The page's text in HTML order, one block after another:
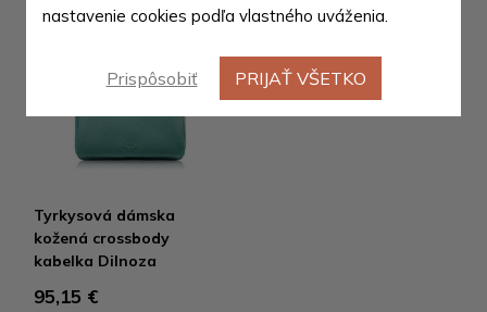
Tyrkysová dámska
kožená crossbody
kabelka Dilnoza
95,15 €
nastavenie cookies podľa vlastného uváženia.
Prispôsobiť PRIJAŤ VŠETKO